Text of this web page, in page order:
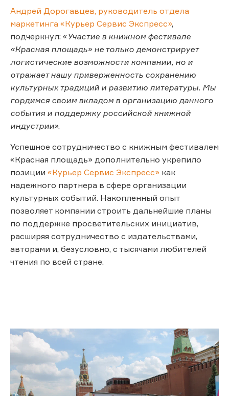
Андрей Дорогавцев, руководитель отдела
маркетинга «Курьер Сервис Экспресс»,
подчеркнул: «Участие в книжном фестивале
«Красная площадь» не только демонстрирует
логистические возможности компании, но и
отражает нашу приверженность сохранению
культурных традиций и развитию литературы. Мы
гордимся своим вкладом в организацию данного
события и поддержку российской книжной
индустрии».
Успешное сотрудничество с книжным фестивалем
«Красная площадь» дополнительно укрепило
позиции «Курьер Сервис Экспресс» как
надежного партнера в сфере организации
культурных событий. Накопленный опыт
позволяет компании строить дальнейшие планы
по поддержке просветительских инициатив,
расширяя сотрудничество с издательствами,
авторами и, безусловно, с тысячами любителей
чтения по всей стране.